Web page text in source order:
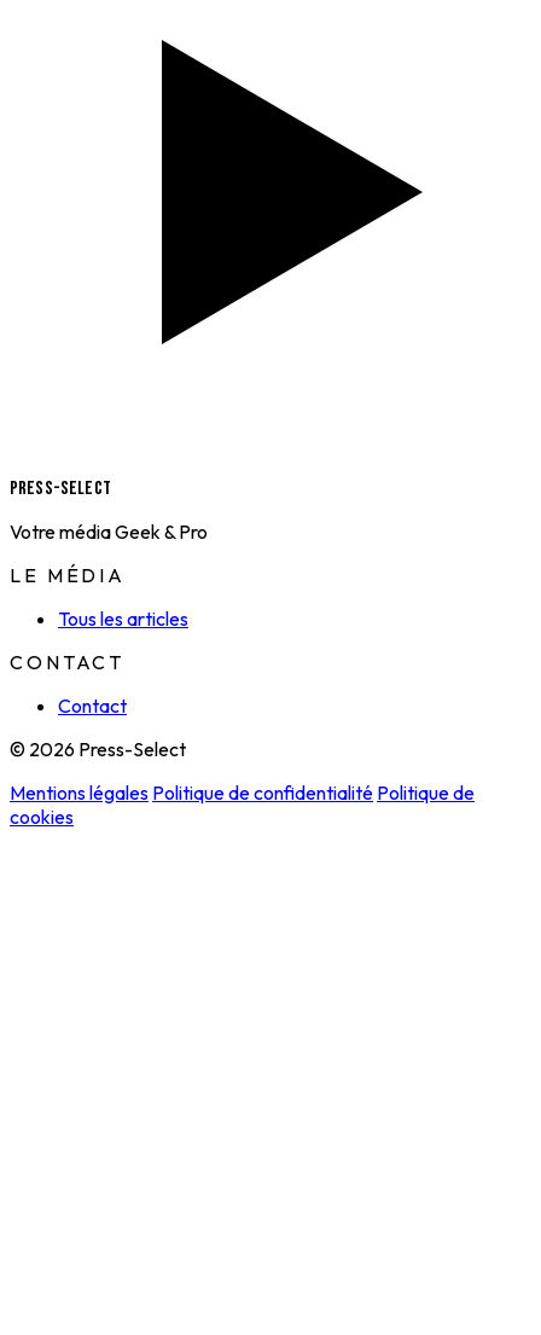
Press-Select
Votre média Geek & Pro
LE MÉDIA
Tous les articles
CONTACT
Contact
© 2026 Press-Select
Mentions légales Politique de confidentialité Politique de
cookies